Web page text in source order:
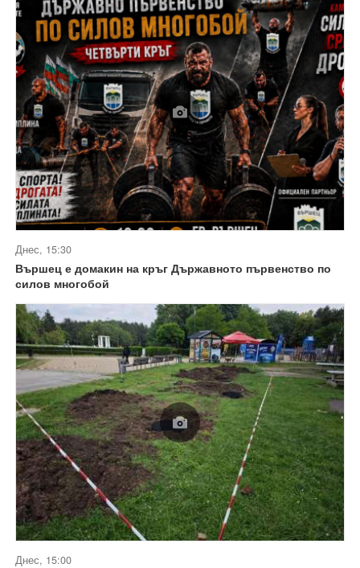
Днес, 15:30
Вършец е домакин на кръг Държавното първенство по
силов многобой
Днес, 15:00